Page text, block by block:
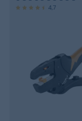
4,7